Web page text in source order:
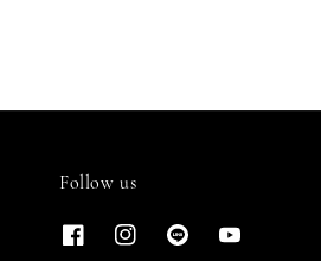
Follow us